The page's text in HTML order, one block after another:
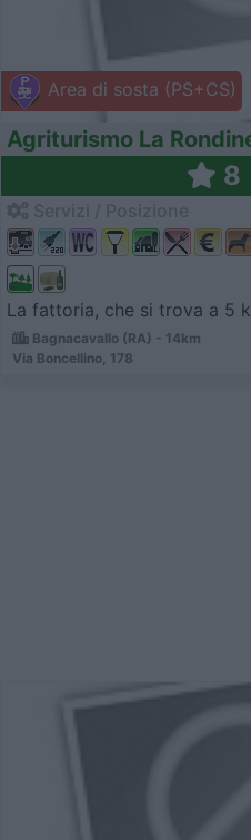
Area di sosta (PS+CS)
Agriturismo La
8
La fattoria, che si trova a 5
Bagnacavallo (RA) - 14km
Via Boncellino, 178